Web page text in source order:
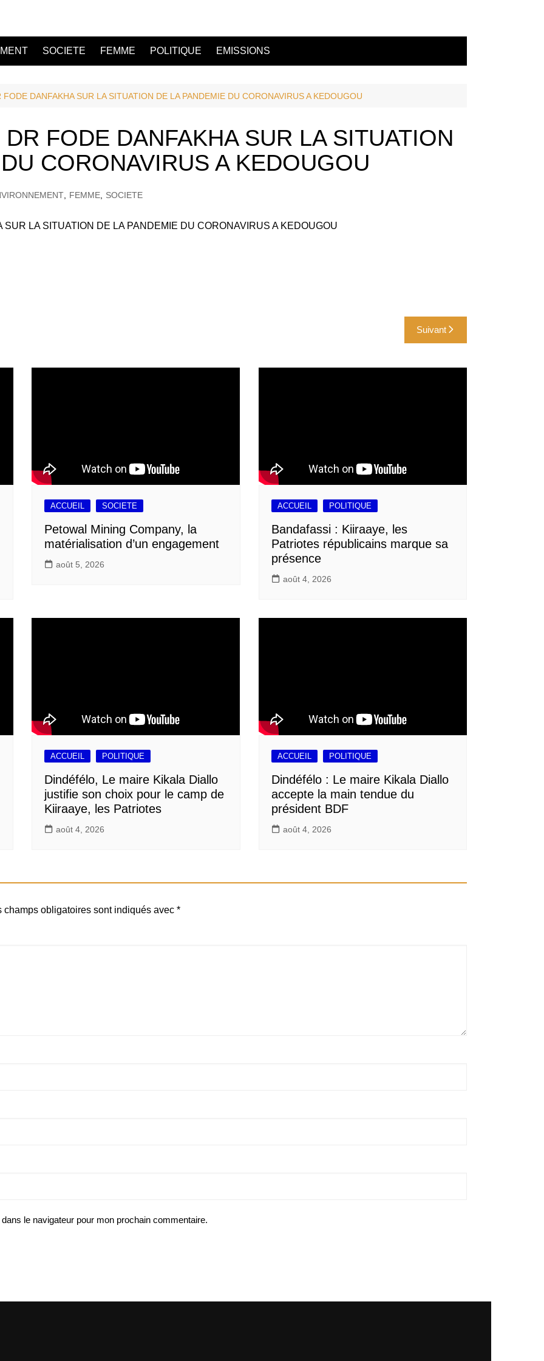
SOCIETE FEMME POLITIQUE EMISSIONS
FODE DANFAKHA SUR LA SITUATION DE LA PANDEMIE DU CORONAVIRUS A KEDOUGOU
FODE DANFAKHA SUR LA SITUATION
CORONAVIRUS A KEDOUGOU
FEMME SOCIETE
Suivant
ACCUEIL SOCIETE
Petowal Mining Company, la
matérialisation d’un engagement
août 5, 2026
ACCUEIL POLITIQUE
Bandafassi : Kiiraaye, les
Patriotes républicains marque sa
présence
août 4, 2026
ACCUEIL POLITIQUE
Dindéfélo, Le maire Kikala Diallo
justifie son choix pour le camp de
Kiiraaye, les Patriotes
août 4, 2026
ACCUEIL POLITIQUE
Dindéfélo : Le maire Kikala Diallo
accepte la main tendue du
président BDF
août 4, 2026
champs obligatoires sont indiqués avec *
le navigateur pour mon prochain commentaire.